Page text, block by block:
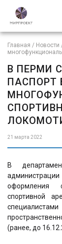
Главная / Новости
В ПЕРМИ
ПАСПОРТ
21 марта 2022
В
оформления
спортивной
(ранее, до